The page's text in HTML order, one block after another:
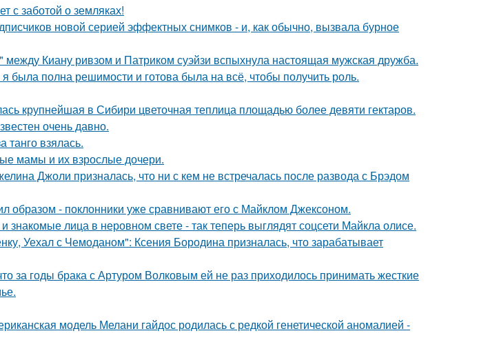
с заботой о земляках!
новой серией эффектных снимков - и, как обычно, вызвала бурное
Киану ривзом и Патриком суэйзи вспыхнула настоящая мужская дружба.
была полна решимости и готова была на всё, чтобы получить роль.
крупнейшая в Сибири цветочная теплица площадью более девяти гектаров.
очень давно.
танго взялась.
мамы и их взрослые дочери.
Джоли призналась, что ни с кем не встречалась после развода с Брэдом
образом - поклонники уже сравнивают его с Майклом Джексоном.
знакомые лица в неровном свете - так теперь выглядят соцсети Майкла олисе.
Уехал с Чемоданом": Ксения Бородина призналась, что зарабатывает
за годы брака с Артуром Волковым ей не раз приходилось принимать жесткие
модель Мелани гайдос родилась с редкой генетической аномалией -